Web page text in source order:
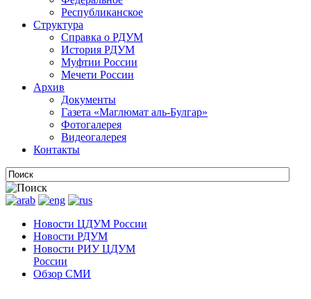
Республиканское
Структура
Справка о РДУМ
История РДУМ
Муфтии России
Мечети России
Архив
Документы
Газета «Маглюмат аль-Булгар»
Фотогалерея
Видеогалерея
Контакты
Новости ЦДУМ России
Новости РДУМ
Новости РИУ ЦДУМ
России
Обзор СМИ